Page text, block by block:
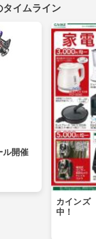
イムライン
ル開催
カインズ
中！